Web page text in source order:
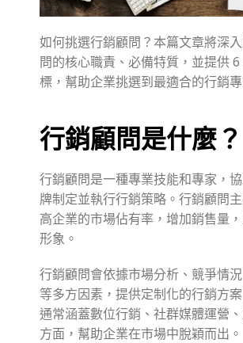
如何挑選行銷顧問？本篇文章將深
問的核心職責、必備特質，並提供
標，幫助企業挑選到最適合的行銷專
行銷顧問是什麼？
行銷顧問是一種專業技能和專家，
牌制定並執行行銷策略。行銷顧問
高企業的市場佔有率，增加銷售量
形象。
行銷顧問會依據市場分析、競爭情
等多方因素，提供定制化的行銷方
通常涵蓋數位行銷、社群媒體運營
方面，幫助企業在市場中脫穎而出。